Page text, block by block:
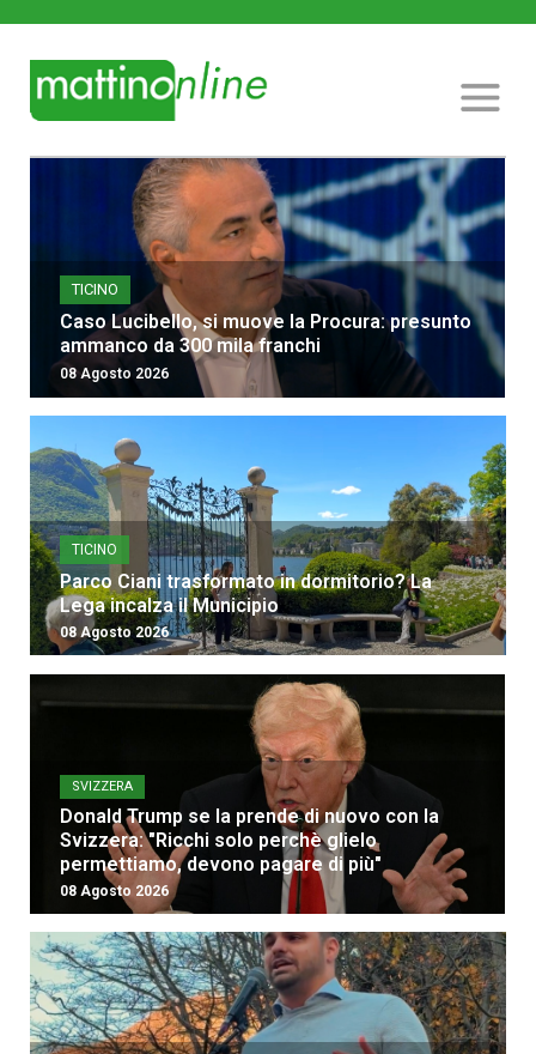
TICINO
Caso Lucibello, si muove la Procura: presunto
ammanco da 300 mila franchi
08 Agosto 2026
TICINO
Parco Ciani trasformato in dormitorio? La
Lega incalza il Municipio
08 Agosto 2026
SVIZZERA
Donald Trump se la prende di nuovo con la
Svizzera: "Ricchi solo perchè glielo
permettiamo, devono pagare di più"
08 Agosto 2026